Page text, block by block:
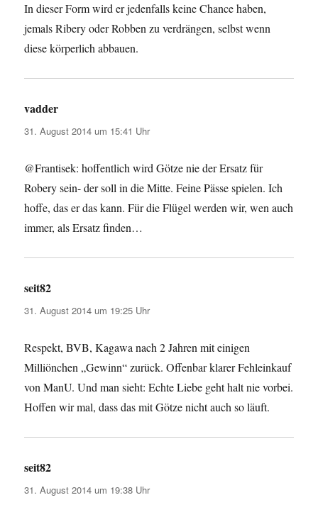
In dieser Form wird er jedenfalls keine Chance haben,
jemals Ribery oder Robben zu verdrängen, selbst wenn
diese körperlich abbauen.
vadder
31. August 2014 um 15:41 Uhr
@Frantisek: hoffentlich wird Götze nie der Ersatz für
Robery sein- der soll in die Mitte. Feine Pässe spielen. Ich
hoffe, das er das kann. Für die Flügel werden wir, wen auch
immer, als Ersatz finden…
seit82
31. August 2014 um 19:25 Uhr
Respekt, BVB, Kagawa nach 2 Jahren mit einigen
Milliönchen „Gewinn“ zurück. Offenbar klarer Fehleinkauf
von ManU. Und man sieht: Echte Liebe geht halt nie vorbei.
Hoffen wir mal, dass das mit Götze nicht auch so läuft.
seit82
31. August 2014 um 19:38 Uhr